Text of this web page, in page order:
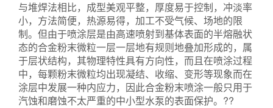
与堆焊法相比，成型美观平整，厚度易于控制，冲淡率
小，方法简便，热源易得，加工不受气候、场地的限
制。但由于喷涂层是由高速喷射到基体表面的半熔融状
态的合金粉末微粒一层一层地有规则地叠加形成的，属
于层状结构，其物理特性具有方向性，而且在喷涂过程
中，每颗粉末微粒均出现凝结、收缩、变形等现象而在
涂层中发展一种内应力，因此合金粉末喷涂一般只用于
汽蚀和磨蚀不太严重的中小型水泵的表面保护。??